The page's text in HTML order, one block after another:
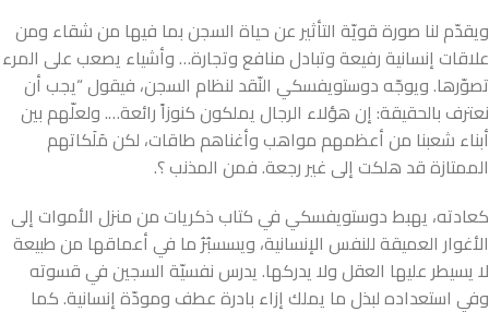
ويقدّم لنا صورة قويّة التأثير عن حياة السجن بما فيها من شقاء ومن
علاقات إنسانية رفيعة وتبادل منافع وتجارة… وأشياء يصعب على المرء
تصوّرها. ويوجّه دوستويفسكي النّقد لنظام السجن، فيقول “يجب أن
نعترف بالحقيقة: إن هؤلاء الرجال يملكون كنوزاً رائعة…. ولعلّهم بين
أبناء شعبنا من أعظمهم مواهب وأغناهم طاقات، لكن مَلَكاتهم
الممتازة قد هلكت إلى غير رجعة. فمن المذنب ؟.
كعادته، يهبط دوستويفسكي في كتاب ذكريات من منزل الأموات إلى
الأغوار العميقة للنفس الإنسانية، ويسسبُرُ ما في أعماقها من طبيعة
لا يسيطر عليها العقل ولا يدركها. يدرس نفسيّة السجين في قسوته
وفي استعداده لبذل ما يملك إزاء بادرة عطف ومودّة إنسانية. كما